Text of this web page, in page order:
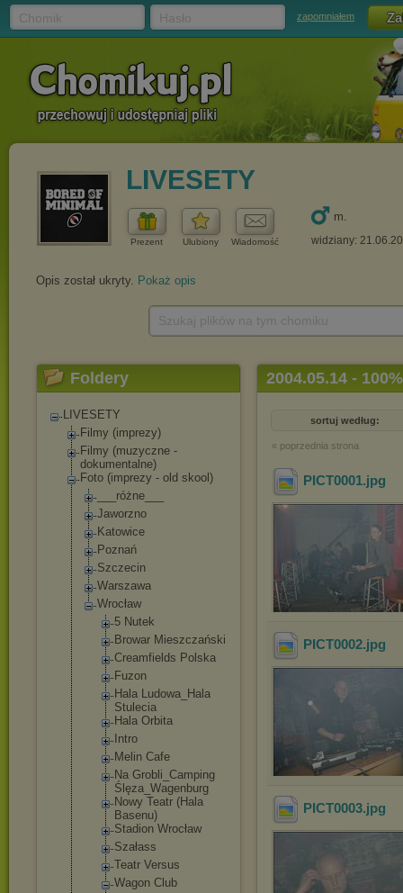
zapomniałem
LIVESETY
Prezent Ulubiony Wiadomość
m.
widziany:
Opis został ukryty. Pokaż opis
Foldery
LIVESETY
Filmy (imprezy)
Filmy (muzyczne -
dokumentalne)
Foto (imprezy - old skool)
___różne___
Jaworzno
Katowice
Poznań
Szczecin
Warszawa
Wrocław
5 Nutek
Browar Mieszczański
Creamfields Polska
Fuzon
Hala Ludowa_Hala
Stulecia
Hala Orbita
Intro
Melin Cafe
Na Grobli_Camping
Ślęza_Wagenburg
Nowy Teatr (Hala
Basenu)
Stadion Wrocław
Szałass
Teatr Versus
Wagon Club
2004.05.14 -
sortuj według:
« poprzednia strona
PICT0001.jpg
PICT0002.jpg
PICT0003.jpg